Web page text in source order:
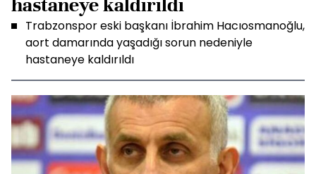
hastaneye kaldırıldı
Trabzonspor eski başkanı İbrahim Hacıosmanoğlu,
aort damarında yaşadığı sorun nedeniyle
hastaneye kaldırıldı